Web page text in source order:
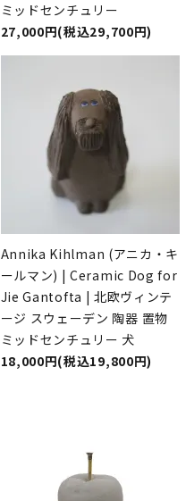
ミッドセンチュリー
27,000円(税込29,700円)
Annika Kihlman (アニカ・キ
ールマン) | Ceramic Dog for
Jie Gantofta | 北欧ヴィンテ
ージ スウェーデン 陶器 置物
ミッドセンチュリー 犬
18,000円(税込19,800円)